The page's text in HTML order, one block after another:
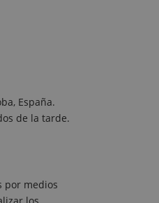
España.
de la tarde.
por medios